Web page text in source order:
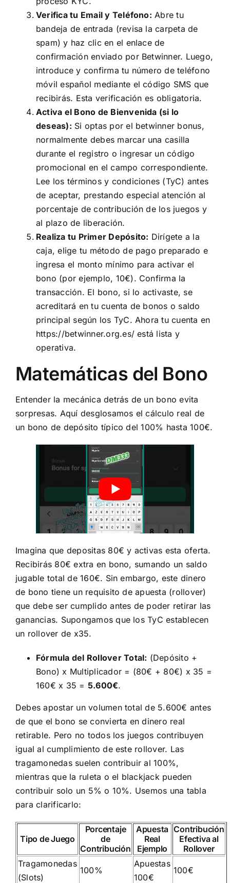
Verifica tu Email y Teléfono: Abre tu
bandeja de entrada (revisa la carpeta de
spam) y haz clic en el enlace de
confirmación enviado por Betwinner. Luego,
introduce y confirma tu número de teléfono
móvil español mediante el código SMS que
recibirás. Esta verificación es obligatoria.
Activa el Bono de Bienvenida (si lo
deseas): Si optas por el betwinner bonus,
normalmente debes marcar una casilla
durante el registro o ingresar un código
promocional en el campo correspondiente.
Lee los términos y condiciones (TyC) antes
de aceptar, prestando especial atención al
porcentaje de contribución de los juegos y
al plazo de liberación.
Realiza tu Primer Depósito: Dirígete a la
caja, elige tu método de pago preparado e
ingresa el monto mínimo para activar el
bono (por ejemplo, 10€). Confirma la
transacción. El bono, si lo activaste, se
acreditará en tu cuenta de bonos o saldo
principal según los TyC. Ahora tu cuenta en
https://betwinner.org.es/ está lista y
operativa.
Matemáticas del Bono
Entender la mecánica detrás de un bono evita
sorpresas. Aquí desglosamos el cálculo real de
un bono de depósito típico del 100% hasta 100€.
Imagina que depositas 80€ y activas esta oferta.
Recibirás 80€ extra en bono, sumando un saldo
jugable total de 160€. Sin embargo, este dinero
de bono tiene un requisito de apuesta (rollover)
que debe ser cumplido antes de poder retirar las
ganancias. Supongamos que los TyC establecen
un rollover de x35.
Fórmula del Rollover Total: (Depósito +
Bono) x Multiplicador = (80€ + 80€) x 35 =
160€ x 35 = 5.600€.
Debes apostar un volumen total de 5.600€ antes
de que el bono se convierta en dinero real
retirable. Pero no todos los juegos contribuyen
igual al cumplimiento de este rollover. Las
tragamonedas suelen contribuir al 100%,
mientras que la ruleta o el blackjack pueden
contribuir solo un 5% o 10%. Usemos una tabla
para clarificarlo:
Tipo de Juego
Porcentaje
de
Contribución
Apuesta
Real
Ejemplo
Contribución
Efectiva al
Rollover
Tragamonedas
(Slots)
100%
Apuestas
100€
100€